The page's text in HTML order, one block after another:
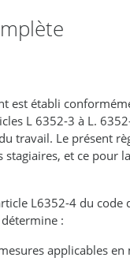
est établi
L 6352-3 à L.
travail. Le présent
stagiaires, et ce pour
L6352-4 du code
:
applicables en